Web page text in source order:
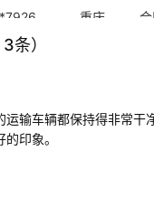
重庆
条）
运输车辆都保持得非常干
印象。